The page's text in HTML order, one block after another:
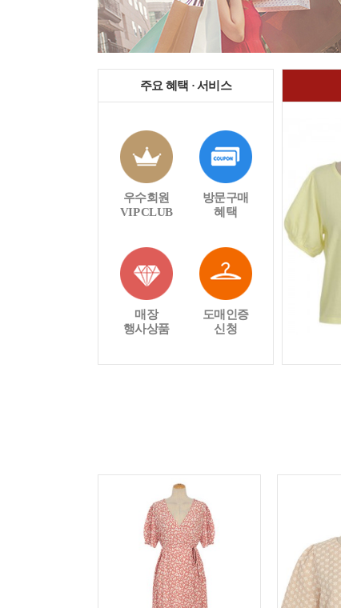
주요 혜택 · 서비스
우수회원
VIP CLUB
방문구매
혜택
매장
행사상품
도매인증
신청